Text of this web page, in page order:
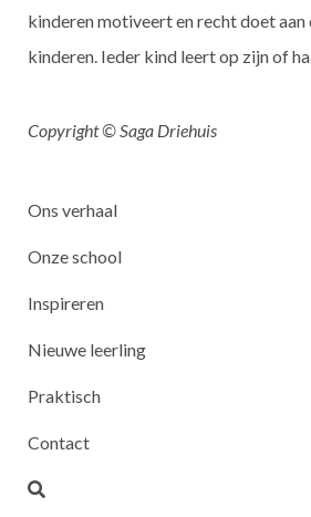
kinderen motiveert en recht doet aan
kinderen. Ieder kind leert op zijn of
Copyright © Saga Driehuis
Ons verhaal
Onze school
Inspireren
Nieuwe leerling
Praktisch
Contact